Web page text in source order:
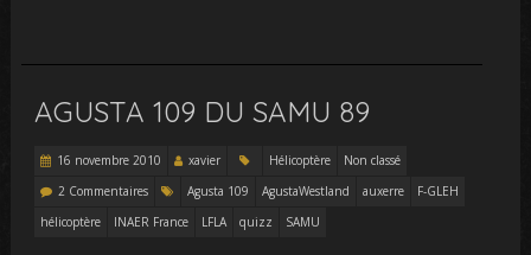
AGUSTA 109 DU SAMU 89
16 novembre 2010 xavier Hélicoptère
Non classé
2 Commentaires
Agusta 109 AgustaWestland auxerre
F-GLEH
hélicoptère
INAER France LFLA quizz SAMU